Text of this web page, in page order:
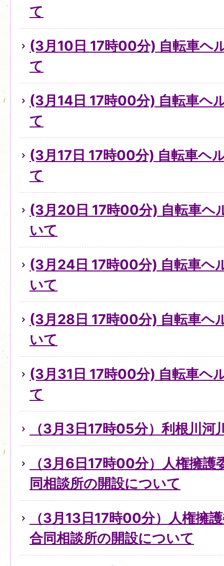
て
(3月10日 17時00分) 自転車ヘ
て
(3月14日 17時00分) 自転車ヘ
て
(3月17日 17時00分) 自転車ヘ
て
(3月20日 17時00分) 自転車ヘ
いて
(3月24日 17時00分) 自転車ヘ
いて
(3月28日 17時00分) 自転車ヘ
いて
(3月31日 17時00分) 自転車ヘ
て
（3月3日17時05分）利根川
（3月6日17時00分）人権擁護
同相談所の開設について
（3月13日17時00分）人権擁
合同相談所の開設について